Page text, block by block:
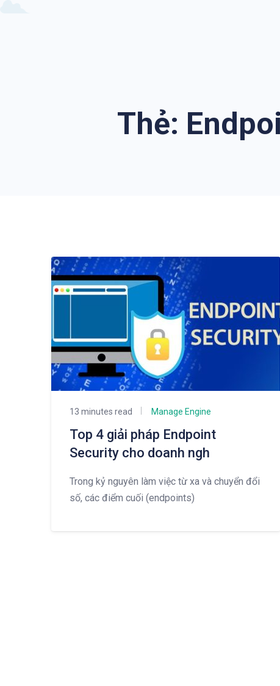
Thẻ:
13 minutes read Manage Engine
Top 4 giải pháp Endpoint
Security cho doanh ngh
Trong kỷ nguyên làm việc từ xa và chuyển đổi
số, các điểm cuối (endpoints)